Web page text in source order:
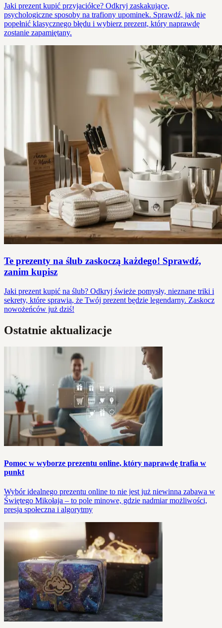
Jaki prezent kupić przyjaciółce? Odkryj zaskakujące,
psychologiczne sposoby na trafiony upominek. Sprawdź, jak nie
popełnić klasycznego błędu i wybierz prezent, który naprawdę
zostanie zapamiętany.
Te prezenty na ślub zaskoczą każdego! Sprawdź,
zanim kupisz
Jaki prezent kupić na ślub? Odkryj świeże pomysły, nieznane triki i
sekrety, które sprawią, że Twój prezent będzie legendarny. Zaskocz
nowożeńców już dziś!
Ostatnie aktualizacje
Pomoc w wyborze prezentu online, który naprawdę trafia w
punkt
Wybór idealnego prezentu online to nie jest już niewinna zabawa w
Świętego Mikołaja – to pole minowe, gdzie nadmiar możliwości,
presja społeczna i algorytmy